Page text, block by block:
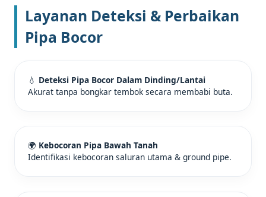
Layanan Deteksi & Perbaikan
Pipa Bocor
💧 Deteksi Pipa Bocor Dalam Dinding/Lantai
Akurat tanpa bongkar tembok secara membabi buta.
🌍 Kebocoran Pipa Bawah Tanah
Identifikasi kebocoran saluran utama & ground pipe.